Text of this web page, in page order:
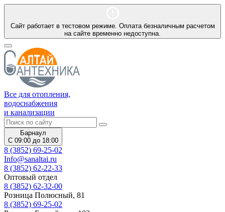
Сайт работает в тестовом режиме. Оплата безналичным расчетом
на сайте временно недоступна.
Все для отопления,
водоснабжения
и канализации
Барнаул
С 09:00 до 18:00
8 (3852) 69-25-02
Info@sanaltai.ru
8 (3852) 62-22-33
Оптовый отдел
8 (3852) 62-32-00
Розница Полюсный, 81
8 (3852) 69-25-02